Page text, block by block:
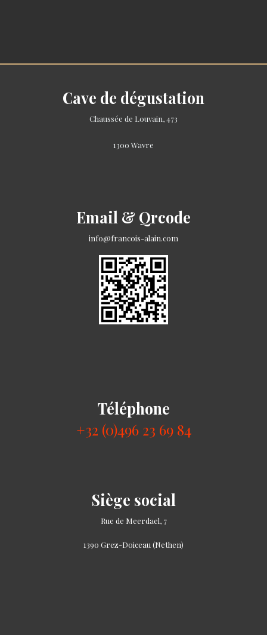
Cave de dégustation
Chaussée de Louvain, 473
1300 Wavre
Email & Qrcode
info@francois-alain.com
Téléphone
+32 (0)496 23 69 84
Siège social
Rue de Meerdael, 7
1390 Grez-Doiceau (Nethen)